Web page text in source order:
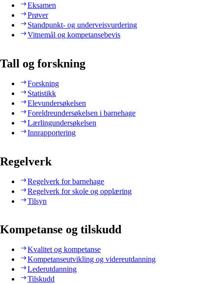
Eksamen
Prøver
Standpunkt- og underveisvurdering
Vitnemål og kompetansebevis
Tall og forskning
Forskning
Statistikk
Elevundersøkelsen
Foreldreundersøkelsen i barnehage
Lærlingundersøkelsen
Innrapportering
Regelverk
Regelverk for barnehage
Regelverk for skole og opplæring
Tilsyn
Kompetanse og tilskudd
Kvalitet og kompetanse
Kompetanseutvikling og videreutdanning
Lederutdanning
Tilskudd